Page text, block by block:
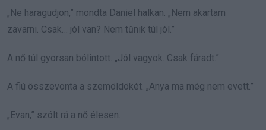
„Ne haragudjon,” mondta Daniel halkan. „Nem akartam
zavarni. Csak… jól van? Nem tűnik túl jól.”
A nő túl gyorsan bólintott. „Jól vagyok. Csak fáradt.”
A fiú összevonta a szemöldökét. „Anya ma még nem evett.”
„Evan,” szólt rá a nő élesen.